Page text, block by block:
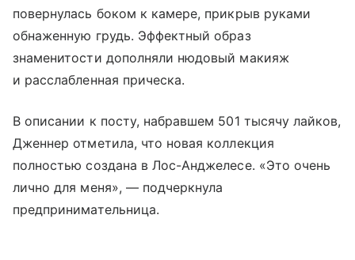
повернулась боком к камере, прикрыв руками
обнаженную грудь. Эффектный образ
знаменитости дополняли нюдовый макияж
и расслабленная прическа.
В описании к посту, набравшем 501 тысячу лайков,
Дженнер отметила, что новая коллекция
полностью создана в Лос-Анджелесе. «Это очень
лично для меня», — подчеркнула
предпринимательница.